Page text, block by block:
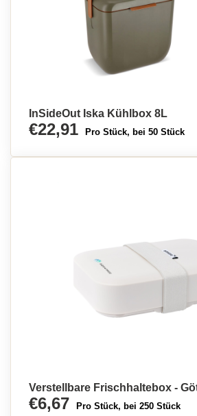
InSideOut Iska Kühlbox 8L
€22,91 Pro Stück, bei 50 Stück
Verstellbare Frischhaltebox -
€6,67 Pro Stück, bei 250 Stück